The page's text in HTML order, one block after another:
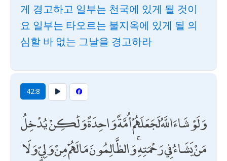
게 경고하고 일부는 천국에 있게 될 것이
요 일부는 타오르는 불지옥에 있게 될 의
심할 바 없는 그날을 경고하라
42:8
وَلَوْ شَاءَ اللَّهُ لَجَعَلَهُمْ أُمَّةً وَاحِدَةً وَلَٰكِنْ يُدْخِلُ
مَنْ يَشَاءُ فِي رَحْمَتِهِ ۚ وَالظَّالِمُونَ مَا لَهُمْ مِنْ وَلِيٍّ وَلَا